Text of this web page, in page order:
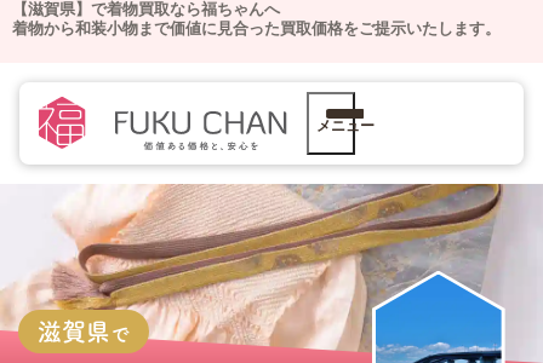
【滋賀県】で着物買取なら福ちゃんへ
着物から和装小物まで価値に見合った買取価格をご提示いたします。
メニュー
滋賀県で